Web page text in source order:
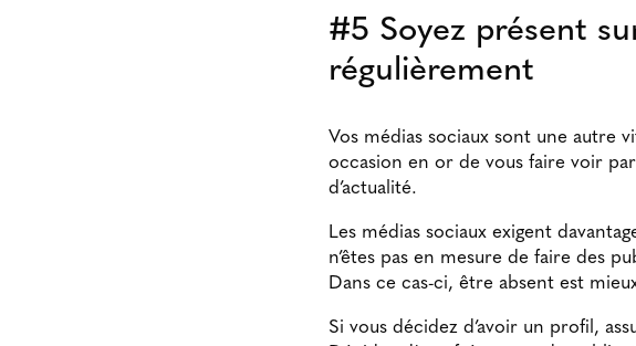
#5 Soyez présent
régulièrement
Vos médias sociaux sont une autre
occasion en or de vous faire voir
d’actualité.
Les médias sociaux exigent
n’êtes pas en mesure de faire des
Dans ce cas-ci, être absent est
Si vous décidez d’avoir un profil,